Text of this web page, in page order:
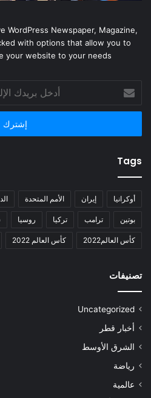
WordPress Newspaper, Magazine,
with options that allow you to
your website to your needs.
بريدك
الإلكتروني
Tags
أوكرانيا إيران الأمم المتحدة
بوتين ترامب تركيا روسيا
كأس العالم2022 كأس العالم 2022
تصنيفات
Uncategorized
أخبار قطر
الشرق الأوسط
رياضة
عالمية